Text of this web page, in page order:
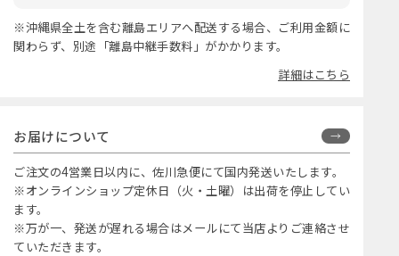
※沖縄県全土を含む離島エリアへ配送する場合、ご利用金額に
関わらず、別途「離島中継手数料」がかかります。
詳細はこちら
お届けについて
ご注文の4営業日以内に、佐川急便にて国内発送いたします。
※オンラインショップ定休日（火・土曜）は出荷を停止してい
ます。
※万が一、発送が遅れる場合はメールにて当店よりご連絡させ
ていただきます。